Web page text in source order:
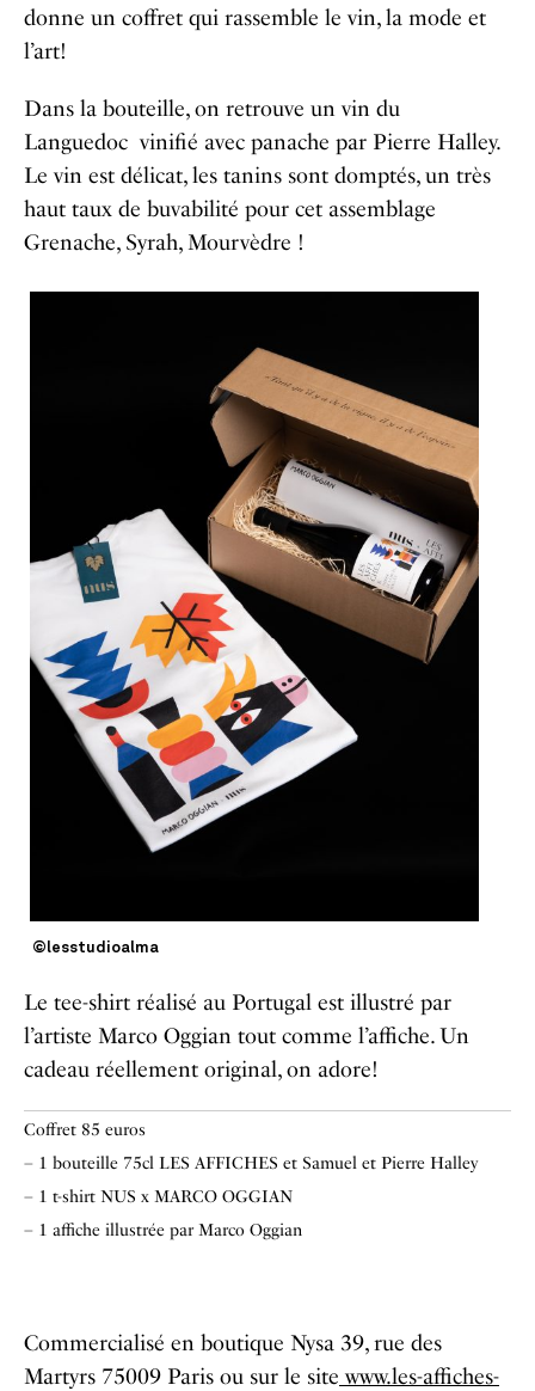
donne un coffret qui rassemble le vin, la mode et
l’art!
Dans la bouteille, on retrouve un vin du
Languedoc vinifié avec panache par Pierre Halley.
Le vin est délicat, les tanins sont domptés, un très
haut taux de buvabilité pour cet assemblage
Grenache, Syrah, Mourvèdre !
©lesstudioalma
Le tee-shirt réalisé au Portugal est illustré par
l’artiste Marco Oggian tout comme l’affiche. Un
cadeau réellement original, on adore!
Coffret 85 euros
– 1 bouteille 75cl LES AFFICHES et Samuel et Pierre Halley
– 1 t-shirt NUS x MARCO OGGIAN
– 1 affiche illustrée par Marco Oggian
Commercialisé en boutique Nysa 39, rue des
Martyrs 75009 Paris ou sur le site www.les-affiches-